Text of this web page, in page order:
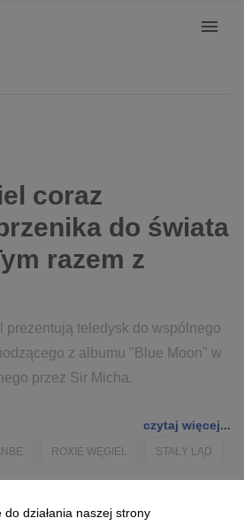
coraz
do świata
razem z
prezentują teledysk do wspólnego
z albumu "Blue Moon" w
przez Sir Micha.
czytaj więcej...
ROXIE WĘGIEL STAŁY LĄD
działania naszej strony